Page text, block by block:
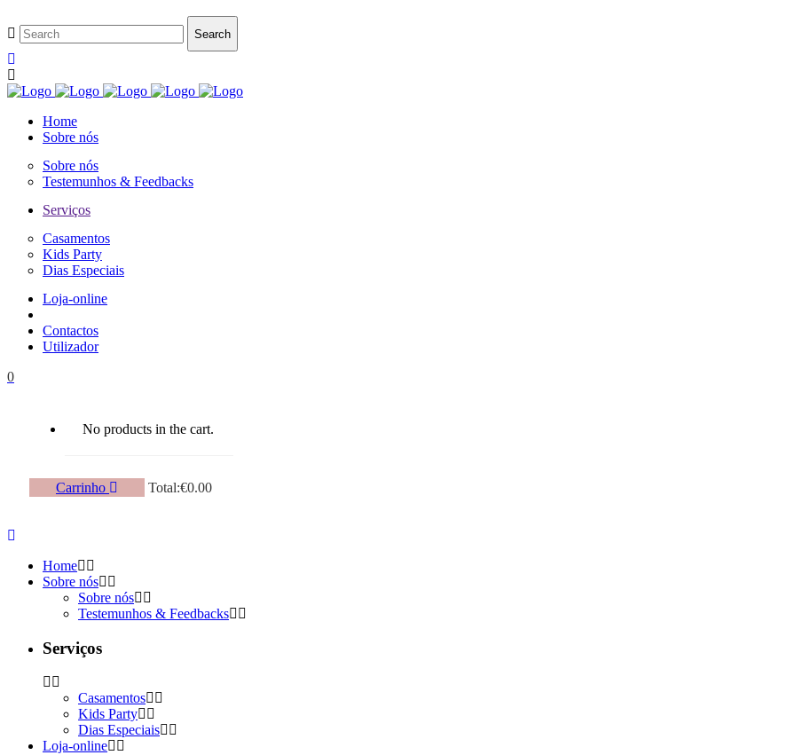
Home
Sobre nós
Sobre nós
Testemunhos & Feedbacks
Serviços
Casamentos
Kids Party
Dias Especiais
Loja-online
Contactos
Utilizador
0
No products in the cart.
Carrinho Total:€0.00
Home
Sobre nós
Sobre nós
Testemunhos & Feedbacks
Serviços
Casamentos
Kids Party
Dias Especiais
Loja-online